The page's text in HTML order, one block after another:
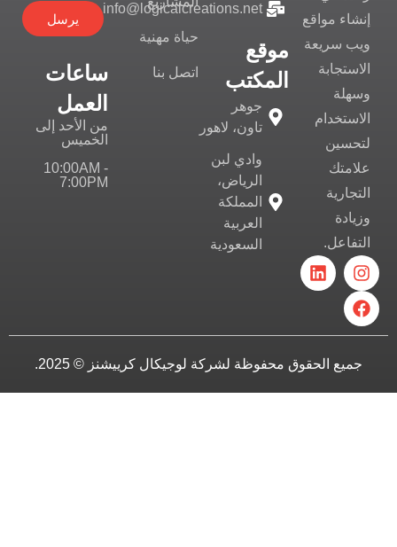
إنشاء مواقع
ويب سريعة
الاستجابة
وسهلة
الاستخدام
لتحسين
علامتك
التجارية
وزيادة
التفاعل.
info@logicalcreations.net
موقع
المكتب
جوهر
تاون، لاهور
وادي لبن
الرياض،
المملكة
العربية
السعودية
حياة مهنية
اتصل بنا
يرسل
ساعات
العمل
من الأحد إلى
الخميس
10:00AM -
7:00PM
جميع الحقوق محفوظة لشركة لوجيكال كرييشنز © 2025.